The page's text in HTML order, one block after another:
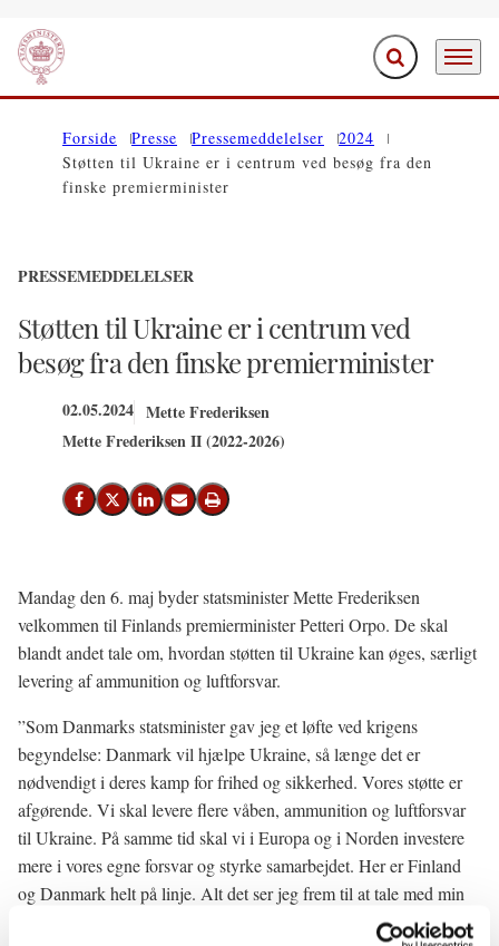
Gå til forsiden Fold søgefelt ud
Menu
Forside Presse Pressemeddelelser
2024
Støtten til Ukraine er i centrum ved besøg fra den
finske premierminister
PRESSEMEDDELELSER
Støtten til Ukraine er i centrum ved
besøg fra den finske premierminister
02.05.2024 Mette Frederiksen
Mette Frederiksen II (2022-2026)
Del på Facebook
Del på X (Twitter)
Del på LinkedIn
Send email
Print
Mandag den 6. maj byder statsminister Mette Frederiksen
velkommen til Finlands premierminister Petteri Orpo. De skal
blandt andet tale om, hvordan støtten til Ukraine kan øges, særligt
levering af ammunition og luftforsvar.
”Som Danmarks statsminister gav jeg et løfte ved krigens
begyndelse: Danmark vil hjælpe Ukraine, så længe det er
nødvendigt i deres kamp for frihed og sikkerhed. Vores støtte er
afgørende. Vi skal levere flere våben, ammunition og luftforsvar
til Ukraine. På samme tid skal vi i Europa og i Norden investere
mere i vores egne forsvar og styrke samarbejdet. Her er Finland
og Danmark helt på linje. Alt det ser jeg frem til at tale med min
gode kollega Petteri Orpo om,” siger statsminister Mette